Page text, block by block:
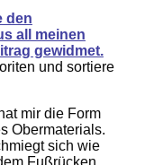
den
all meinen
gewidmet.
und sortiere
mir die Form
Obermaterials.
sich wie